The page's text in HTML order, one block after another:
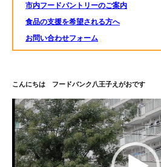
市内フードパントリーのご案内
食品の支援を希望される方へ
お問い合わせフォーム
こんにちは フードバンク八王子えがおです
動
画
プ
レ
ー
ヤ